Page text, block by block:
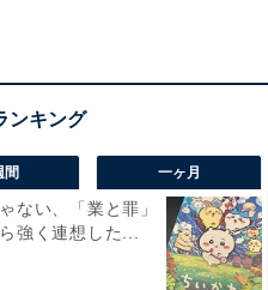
ドラマとして『風間公親－
教場 Reunion』と『教場
ーズが完結しました。
が、「警察学校第205期」
間 一ヶ月
ない、「業と罪」
強く連想した...